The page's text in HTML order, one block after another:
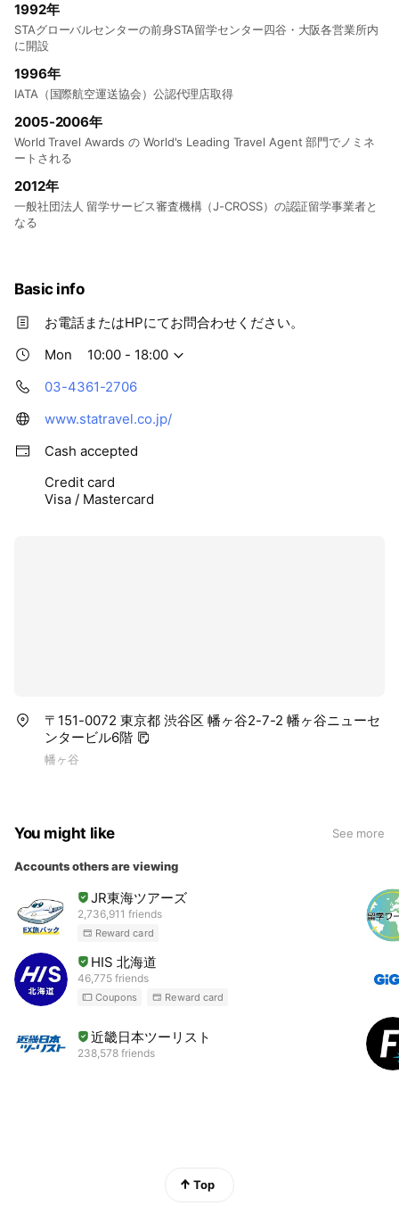
1992年
STAグローバルセンターの前身STA留学センター四谷・大阪各営業所内
に開設
1996年
IATA（国際航空運送協会）公認代理店取得
2005-2006年
World Travel Awards の World's Leading Travel Agent 部門でノミネ
ートされる
2012年
一般社団法人 留学サービス審査機構（J-CROSS）の認証留学事業者と
なる
Basic info
お電話またはHPにてお問合わせください。
Mon
10:00 - 18:00
03-4361-2706
www.statravel.co.jp/
Cash accepted
Credit card
Visa / Mastercard
〒151-0072 東京都 渋谷区 幡ヶ谷2-7-2 幡ヶ谷ニューセ
ンタービル6階
幡ヶ谷
You might like See more
Accounts others are viewing
JR東海ツアーズ
2,736,911 friends
Reward card
HIS 北海道
46,775 friends
Coupons Reward card
近畿日本ツーリスト
238,578 friends
Top